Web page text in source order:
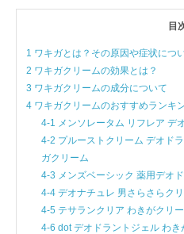
目
1 ワキガとは？その原因や症状につ
2 ワキガクリームの効果とは？
3 ワキガクリームの成分について
4 ワキガクリームのおすすめランキ
4-1 メンソレータム リフレア デ
4-2 プルーストクリーム デオド
ガクリーム
4-3 メンズベーシック 薬用デオ
4-4 デオナチュレ 男さらさらク
4-5 テサランクリア わきがクリ
4-6 dot デオドラントジェル わき